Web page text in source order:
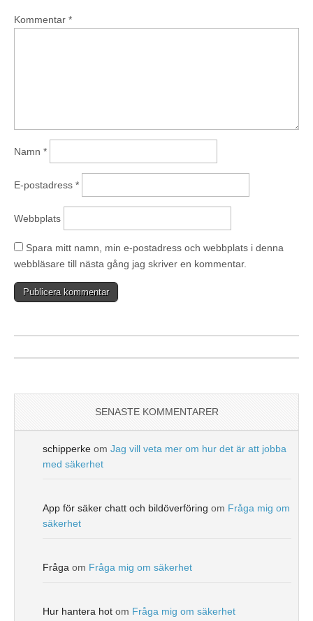
Kommentar *
Namn *
E-postadress *
Webbplats
Spara mitt namn, min e-postadress och webbplats i denna
webbläsare till nästa gång jag skriver en kommentar.
SENASTE KOMMENTARER
schipperke om Jag vill veta mer om hur det är att jobba
med säkerhet
App för säker chatt och bildöverföring om Fråga mig om
säkerhet
Fråga om Fråga mig om säkerhet
Hur hantera hot om Fråga mig om säkerhet